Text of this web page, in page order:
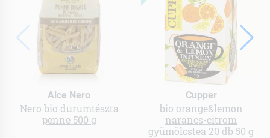
Alce Nero
Nero bio durumtészta
penne 500 g
Cupper
bio orange&lemon
narancs-citrom
gyümölcstea 20 db 50 g